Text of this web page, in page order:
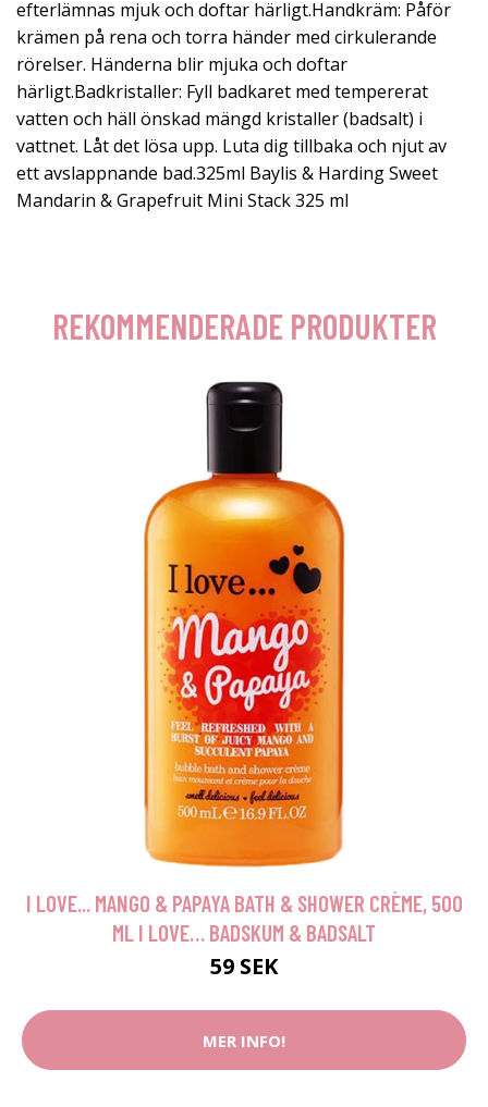
efterlämnas mjuk och doftar härligt.Handkräm: Påför
krämen på rena och torra händer med cirkulerande
rörelser. Händerna blir mjuka och doftar
härligt.Badkristaller: Fyll badkaret med tempererat
vatten och häll önskad mängd kristaller (badsalt) i
vattnet. Låt det lösa upp. Luta dig tillbaka och njut av
ett avslappnande bad.325ml Baylis & Harding Sweet
Mandarin & Grapefruit Mini Stack 325 ml
REKOMMENDERADE PRODUKTER
I LOVE... MANGO & PAPAYA BATH & SHOWER CRÈME, 500
ML I LOVE… BADSKUM & BADSALT
59 SEK
MER INFO!